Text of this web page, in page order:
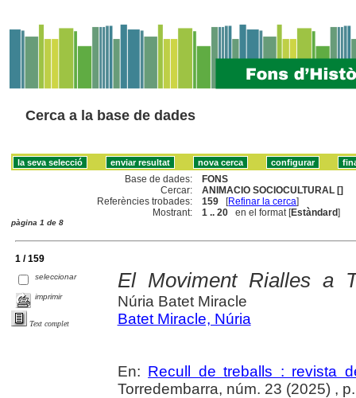
Cerca a la base de dades
Base de dades:
FONS
Cercar:
ANIMACIO SOCIOCULTURAL []
Referències trobades:
159 [Refinar la cerca]
Mostrant:
1 .. 20 en el format [Estàndard]
pàgina 1 de 8
1 / 159
seleccionar
imprimir
Text complet
El Moviment Rialles a
Núria Batet Miracle
Batet Miracle, Núria
En: Recull de treballs : revista
Torredembarra, núm. 23 (2025) ,